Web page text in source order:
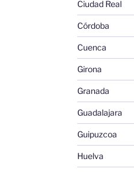
Ciudad Real
Córdoba
Cuenca
Girona
Granada
Guadalajara
Guipuzcoa
Huelva